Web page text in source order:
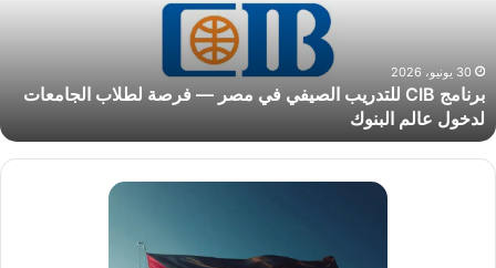
فرصة
لطلاب
الجامعات
لدخول
عالم
30 يونيو، 2026
برنامج CIB للتدريب الصيفي في مصر — فرصة لطلاب الجامعات
لدخول عالم البنوك